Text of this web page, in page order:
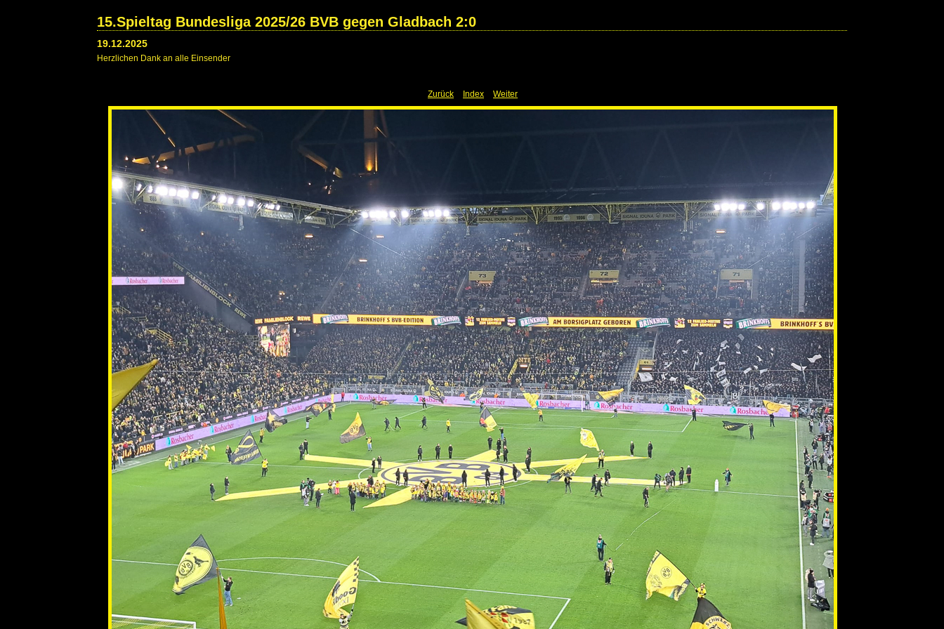
15.Spieltag Bundesliga 2025/26 BVB gegen Gladbach 2:0
19.12.2025
Herzlichen Dank an alle Einsender
Zurück Index Weiter